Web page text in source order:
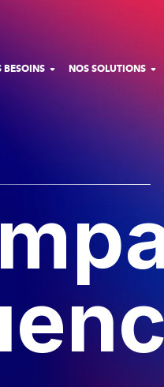
BESOINS NOS SOLUTIONS